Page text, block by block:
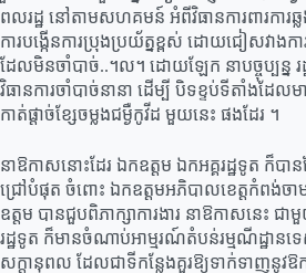
ពលរដ្ឋ នៅតាមសហគមន៍ អំពីវិធានការពារការឆ្
ការបង្កើនការប្រុងប្រយ័ត្នខ្ពស់ ដោយជៀសវាងក
ដែលមិនចាំបាច់..។ល។ ដោយឡែក នាបច្ចុប្បន្ន រ
វិធានការចាំបាច់នានា ដើម្បី បិទខ្ទប់ទីតាំងដែល
កាត់ផ្តាច់ខ្សែចម្លងជម្ងឺកូវីដ មួយនេះ ផងដែរ ។
នាឱកាសនោះដែរ ឯកឧត្តម ឯកអគ្គរដ្ឋទូត ក៏
ជ្រៅបំផុត ចំពោះ ឯកឧត្តមអភិបាលខេត្តកំពង់ចា
ឧត្តម បានជួបពិភាក្សាការងារ នាឱកាសនេះ ជា
រដ្ឋទូត ក៏មានចំណាប់អាម្មរណ៍តំបន់រម្មណីដ្ឋាន
សក្តានុពល ដែលជាទីកន្លែងគួរឱ្យទាក់ទាញនូវ